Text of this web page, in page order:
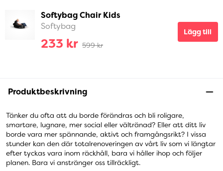
Softybag Chair Kids
Softybag
233 kr 599 kr
Lägg till
Produktbeskrivning
Tänker du ofta att du borde förändras och bli roligare,
smartare, lugnare, mer social eller vältränad? Eller att ditt liv
borde vara mer spännande, aktivt och framgångsrikt? I vissa
stunder kan den där totalrenoveringen av vårt liv som vi längtar
efter tyckas vara inom räckhåll, bara vi håller ihop och följer
planen. Bara vi anstränger oss tillräckligt.